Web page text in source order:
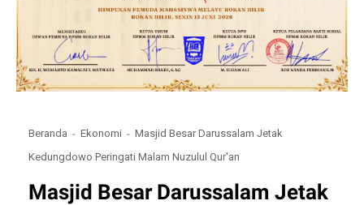
Beranda Ekonomi
Masjid Besar Darussalam Jetak
Kedungdowo Peringati Malam Nuzulul Qur'an
Masjid Besar Darussalam Jetak